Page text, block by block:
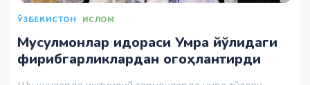
ЎЗБЕКИСТОН ИСЛОМ
Мусулмонлар идораси Умра йўлидаги
фирибгарликлардан огоҳлантирди